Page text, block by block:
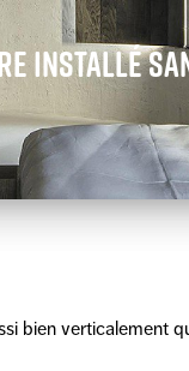
installé
bien verticalement